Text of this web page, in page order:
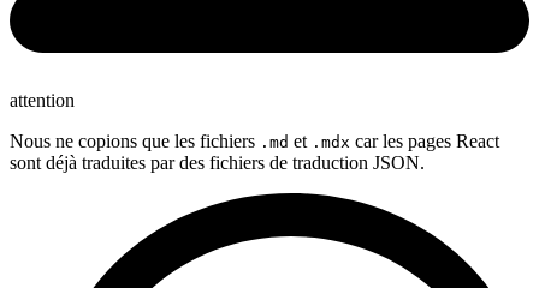
attention
Nous ne copions que les fichiers .md et .mdx car les pages React
sont déjà traduites par des fichiers de traduction JSON.